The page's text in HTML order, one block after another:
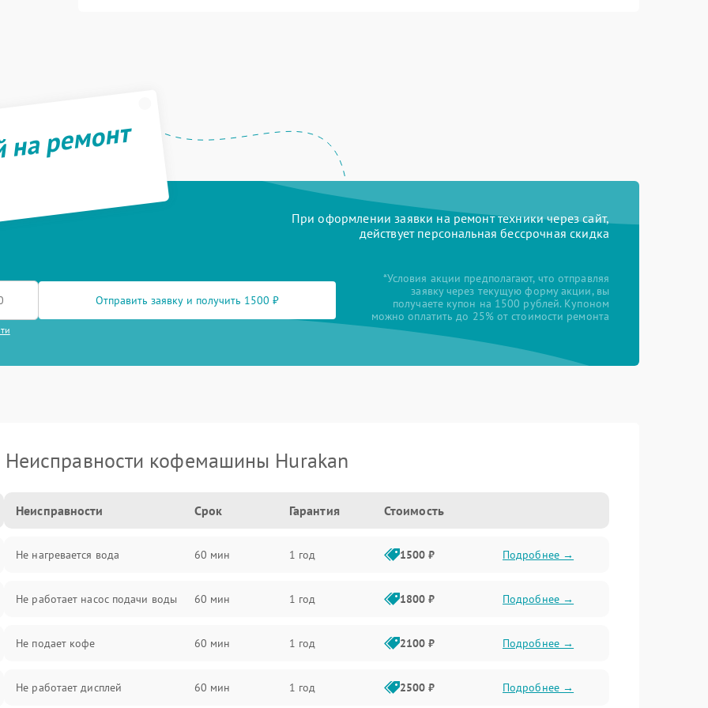
ремонт
При оформлении заявки на ремонт техники через сайт,
действует персональная бессрочная скидка
Отправить заявку и получить 1500 ₽
*Условия акции предполагают, что отправляя
заявку через текущую форму акции, вы
получаете купон на 1500 рублей. Купоном
можно оплатить до 25% от стоимости ремонта
Неисправности кофемашины Hurakan
Неисправности Срок Гарантия Стоимость
Не нагревается вода 60 мин 1 год 1500 ₽ Подробнее →
Не работает насос подачи воды 60 мин 1 год 1800 ₽ Подробнее →
Не подает кофе 60 мин 1 год 2100 ₽ Подробнее →
Не работает дисплей 60 мин 1 год 2500 ₽ Подробнее →